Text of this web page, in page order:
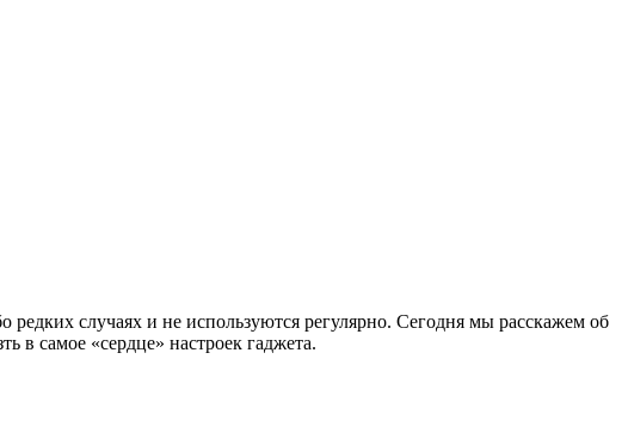
случаях и не используются регулярно. Сегодня мы расскажем об
в самое «сердце» настроек гаджета.